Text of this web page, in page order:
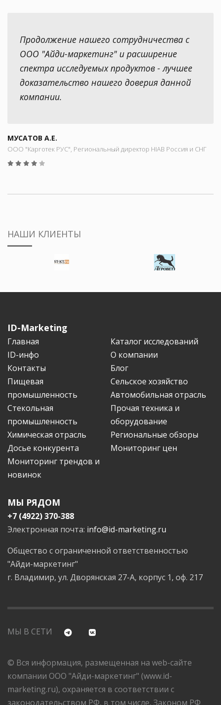
Продолжение нашего сотрудничества с
ООО "Айди-маркетинг" и расширение
спектра исследуемых продуктов - лучшее
доказательство нашего доверия данной
компании.
МУСАТОВ А.Е.
ООО "Карготек РУС", Региональный директор HIAB Россия и СНГ
НАШИ КЛИЕНТЫ
ID-Marketing
Главная
Каталог исследований
ID-инфо
О компании
Контакты
Блог
Пищевая
промышленность
Сельское хозяйство
Автомобильная отрасль
Стекольная
промышленность
Прочая техника и
оборудование
Химическая отрасль
Региональные обзоры
Досье конкурента
Мониторинг цен
Мониторинг трендов и
новинок
МЫ РЯДОМ
+7 (4922) 370-388
Электронная почта: info@id-marketing.ru
Общество с ограниченной ответственностью
"Айди-маркетинг"
г. Владимир, ул. Дворянская 27-А, корпус 1, оф. 217
МЫ В СЕТИ
© Вся информация, размещенная на web-сайте
компании ООО "Айди-маркетинг" (www.id-
marketing.ru), охраняется в соответствии с
законодательством РФ, в том числе, Законом РФ